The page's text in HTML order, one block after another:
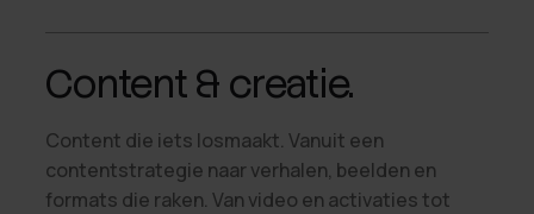
Content & creatie.
Content die iets losmaakt. Vanuit een
contentstrategie naar verhalen, beelden en
formats die raken. Van video en activaties tot